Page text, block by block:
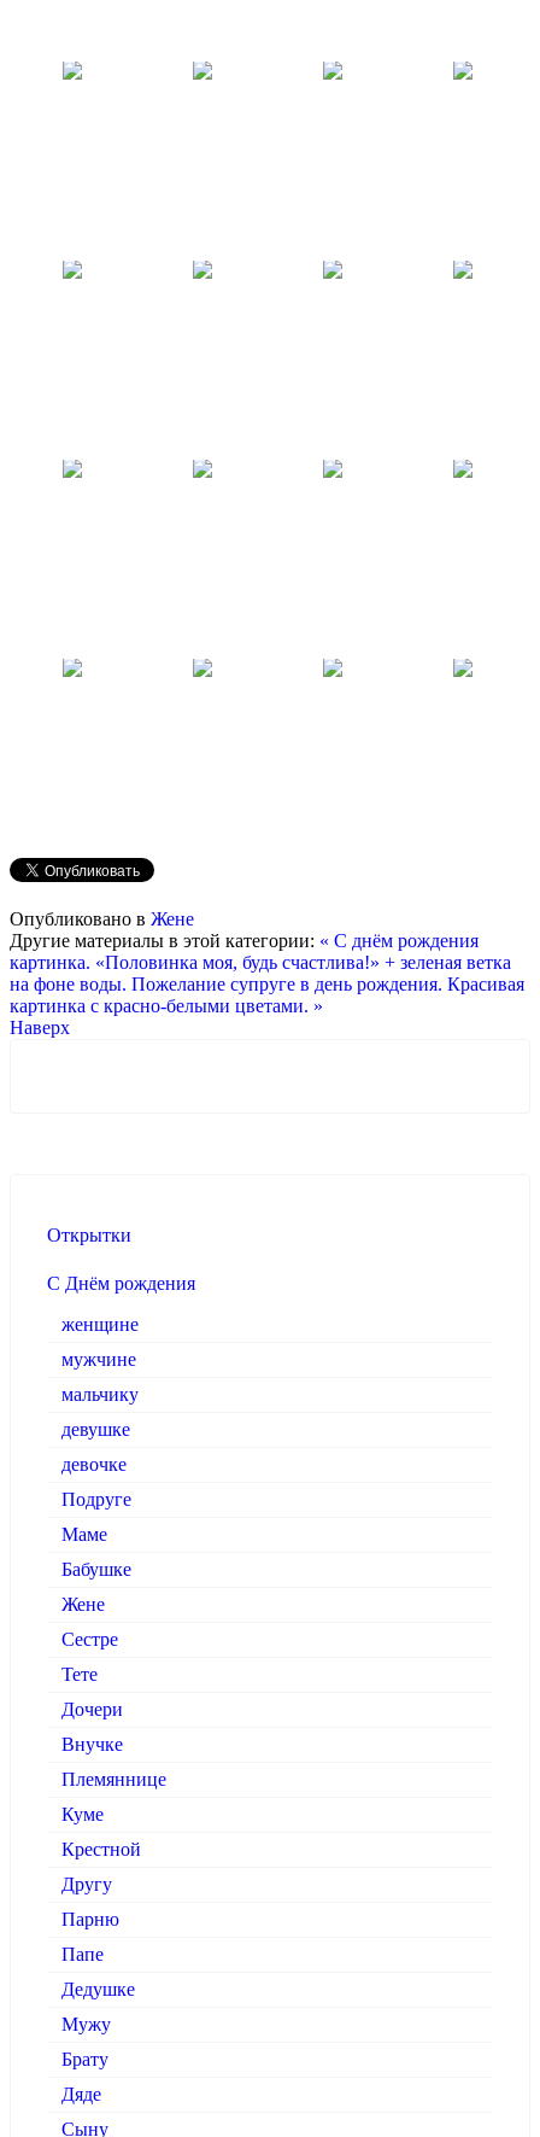
Опубликовано в Жене
Другие материалы в этой категории: « С днём рождения
картинка. «Половинка моя, будь счастлива!» + зеленая ветка
на фоне воды. Пожелание супруге в день рождения. Красивая
картинка с красно-белыми цветами. »
Наверх
Открытки
С Днём рождения
женщине
мужчине
мальчику
девушке
девочке
Подруге
Маме
Бабушке
Жене
Сестре
Тете
Дочери
Внучке
Племяннице
Куме
Крестной
Другу
Парню
Папе
Дедушке
Мужу
Брату
Дяде
Сыну